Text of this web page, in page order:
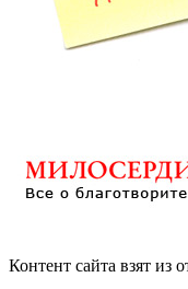
Контент сайта взят из